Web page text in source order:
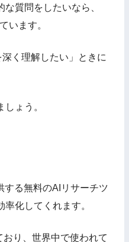
質問をしたいなら、
います。
く理解したい」ときに
ょう。
する無料のAIリサーチツ
化してくれます。
り、世界中で使われて